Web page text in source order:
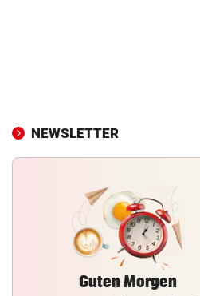
NEWSLETTER
Guten Morgen